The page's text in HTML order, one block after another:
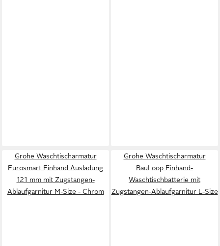
Grohe Waschtischarmatur
Eurosmart Einhand Ausladung
121 mm mit Zugstangen-
Ablaufgarnitur M-Size - Chrom
Grohe Waschtischarmatur
BauLoop Einhand-
Waschtischbatterie mit
Zugstangen-Ablaufgarnitur L-Size